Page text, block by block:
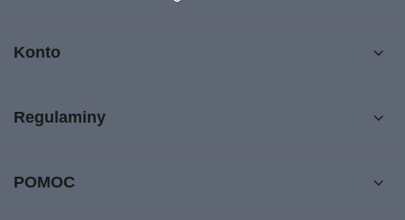
Konto
Regulaminy
POMOC